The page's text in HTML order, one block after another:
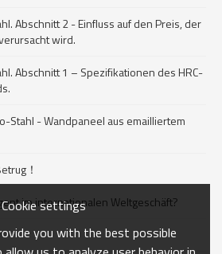
Abschnitt 2 - Einfluss auf den Preis, der
wird.
Abschnitt 1 – Spezifikationen des HRC-
Stahl - Wandpaneel aus emailliertem
！
im internationalen Weltgeschäft?
Cookie settings
you with the best possible